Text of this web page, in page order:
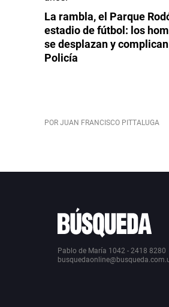
La rambla, el Parque
estadio de fútbol: los
se desplazan y
Policía
POR JUAN FRANCISCO PITTALUGA
Pablo de María 1042 - 2418 8280